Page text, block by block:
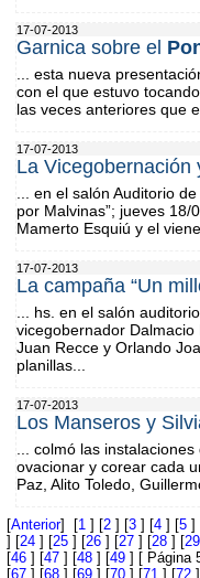
17-07-2013
Garnica sobre el
... esta nueva
con el que estuvo
las veces anteriores que
17-07-2013
La
... en el salón Auditorio de
por Malvinas”; jueves
Mamerto Esquiú y el
17-07-2013
La campaña “Un
... hs. en el salón
vicegobernador
Juan Recce y Orlando
planillas...
17-07-2013
Los Manseros y
... colmó las
ovacionar y corear cada
Paz, Alito Toledo,
[Anterior] [1 ] [2 ] [3 ] [4 ] [5 ]
] [24 ] [25 ] [26 ] [27 ] [28 ] [29
[46 ] [47 ] [48 ] [49 ] [ Página
[67 ] [68 ] [69 ] [70 ] [71 ] [72